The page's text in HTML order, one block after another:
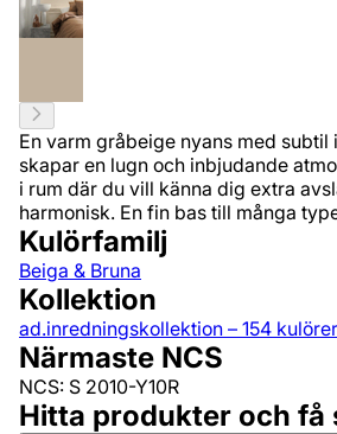
En varm gråbeige nyans med subtil
skapar en lugn och inbjudande
i rum där du vill känna dig extra
harmonisk. En fin bas till många
Kulörfamilj
Beiga & Bruna
Kollektion
ad.inredningskollektion – 154
Närmaste NCS
NCS: S 2010-Y10R
Hitta produkter och få